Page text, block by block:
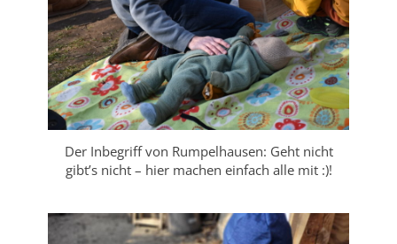
Der Inbegriff von Rumpelhausen: Geht nicht
gibt’s nicht – hier machen einfach alle mit :)!